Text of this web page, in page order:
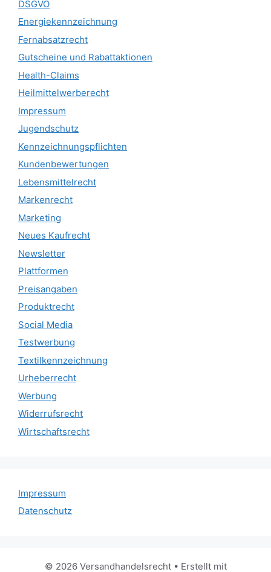
DSGVO
Energiekennzeichnung
Fernabsatzrecht
Gutscheine und Rabattaktionen
Health-Claims
Heilmittelwerberecht
Impressum
Jugendschutz
Kennzeichnungspflichten
Kundenbewertungen
Lebensmittelrecht
Markenrecht
Marketing
Neues Kaufrecht
Newsletter
Plattformen
Preisangaben
Produktrecht
Social Media
Testwerbung
Textilkennzeichnung
Urheberrecht
Werbung
Widerrufsrecht
Wirtschaftsrecht
Impressum
Datenschutz
© 2026 Versandhandelsrecht• Erstellt mit